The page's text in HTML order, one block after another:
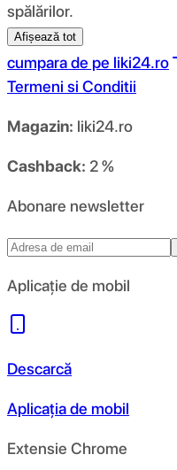
spălărilor.
Afișează tot
cumpara de pe liki24.ro
Termeni si Conditii
Magazin: liki24.ro
Cashback: 2 %
Abonare newsletter
Aplicație de mobil
Descarcă
Aplicația de mobil
Extensie Chrome